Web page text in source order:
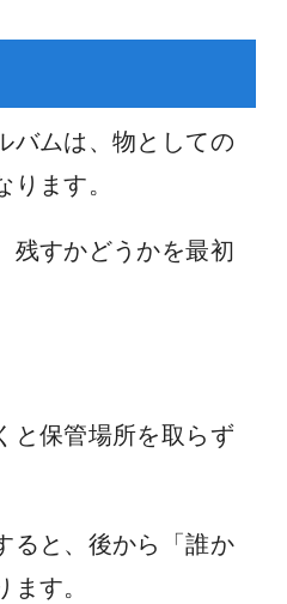
バムは、物としての
ます。
残すかどうかを最初
と保管場所を取らず
ると、後から「誰か
す。